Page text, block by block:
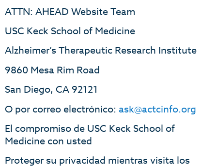
ATTN: AHEAD Website Team
USC Keck School of Medicine
Alzheimer’s Therapeutic Research Institute
9860 Mesa Rim Road
San Diego, CA 92121
O por correo electrónico: ask@actcinfo.org
El compromiso de USC Keck School of
Medicine con usted
Proteger su privacidad mientras visita los